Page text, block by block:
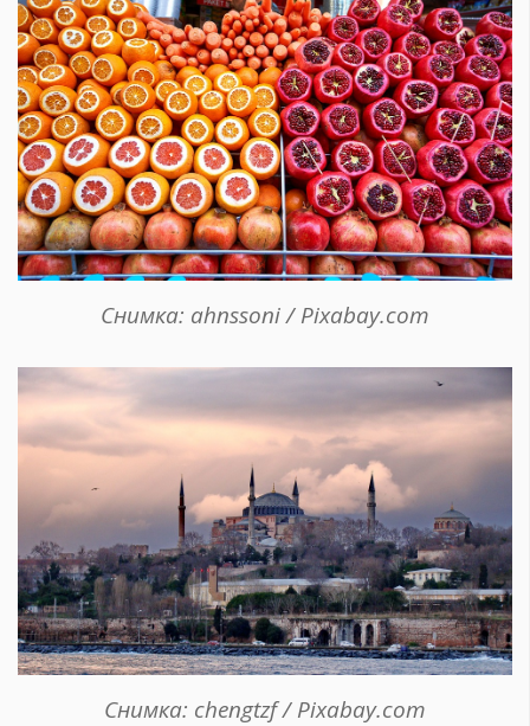
Снимка: ahnssoni / Pixabay.com
Снимка: chengtzf / Pixabay.com